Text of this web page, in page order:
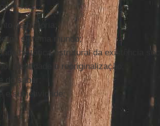
são:
da história;
sistema mundo;
histórica/estrutural da existência
identidade e reoriginalização;
do saber;
e subjetividade;